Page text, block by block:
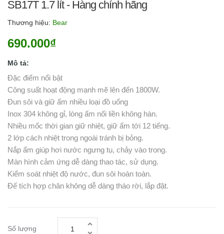
SB17T 1.7 lít - Hàng chính hãng
Thương hiệu: Bear
690.000₫
Mô tả:
Đặc điểm nổi bật
Công suất hoạt động mạnh mẽ lên đến 1800W.
Đun sôi và giữ ấm nhiều loại đồ uống
Inox 304 không gỉ, lòng ấm nối liền không hàn.
Nhiều mốc thời gian giữ nhiệt, giữ ấm tới 12 tiếng.
2 lớp cách nhiệt trong ngoài tránh bị bỏng.
Nắp ấm giúp hơi nước ngưng tụ, chảy vào trong.
Màn hình cảm ứng dễ dàng thao tác, sử dụng.
Kiểm soát nhiệt độ nước, đun sôi hoàn toàn.
Đế tích hợp chân không dễ dàng tháo rời, lắp đặt.
Số lượng